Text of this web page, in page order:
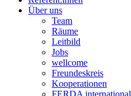
Über uns
Team
Räume
Leitbild
Jobs
wellcome
Freundeskreis
Kooperationen
FERDA international